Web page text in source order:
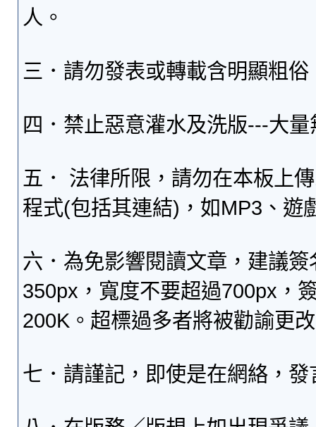
人。
三．請勿發表或轉載含明顯粗
四．禁止惡意灌水及洗版---大
五． 法律所限，請勿在本板上
程式(包括其連結)，如MP3、遊
六．為免影響閱讀文章，建議
350px，寬度不要超過700px，
200K。超標過多者將被勸諭更
七．請謹記，即使是在網絡，